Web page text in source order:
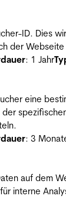
ID. Dies
der
: 1 Jahr
eine
: 3
auf dem
interne